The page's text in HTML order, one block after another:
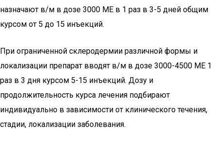
назначают в/м в дозе 3000 МЕ в 1 раз в 3-5 дней общим
курсом от 5 до 15 инъекций.
При ограниченной склеродермии различной формы и
локализации препарат вводят в/м в дозе 3000-4500 МЕ 1
раз в 3 дня курсом 5-15 инъекций. Дозу и
продолжительность курса лечения подбирают
индивидуально в зависимости от клинического течения,
стадии, локализации заболевания.